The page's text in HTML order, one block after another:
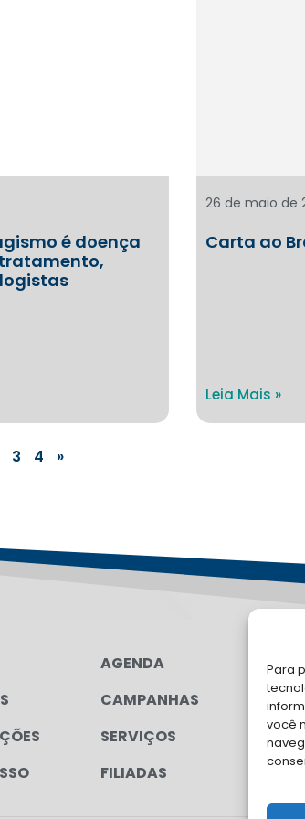
Para
você
é doença
Carta ao
26 de maio de
Leia Mais »
3 4 »
AGENDA
CAMPANHAS
SERVIÇOS
FILIADAS